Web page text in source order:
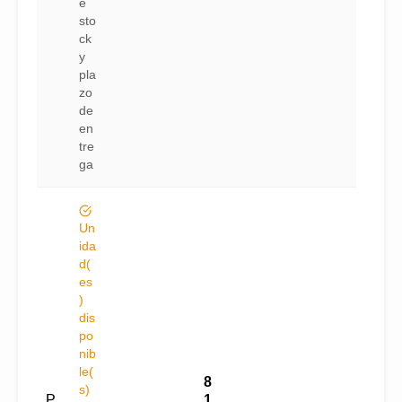
e
sto
ck
y
pla
zo
de
en
tre
ga
Un
ida
d(
es
)
dis
po
nib
le(
s)
8